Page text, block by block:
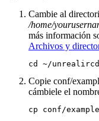
Cambie al
/home/
más información
Archivos y
cd ~/unrealircd
Copie conf/
cámbiele el
cp conf/